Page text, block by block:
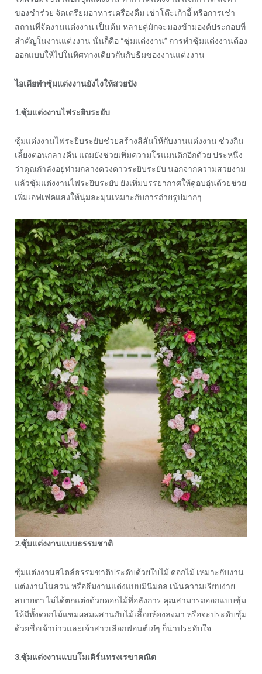
ของชำร่วย จัดเตรียมอาหารเครื่องดื่ม เช่าโต๊ะเก้าอี้ หรือการเช่า
สถานที่จัดงานแต่งงาน เป็นต้น หลายคู่มักจะมองข้ามองค์ประกอบที่
สำคัญในงานแต่งงาน นั่นก็คือ “ซุ่มแต่งงาน” การทำซุ้มแต่งงานต้อง
ออกแบบให้ไปในทิศทางเดียวกันกับธีมของงานแต่งงาน
ไอเดียทำซุ้มแต่งงานยังไงให้สวยปัง
1.ซุ้มแต่งงานไฟระยิบระยับ
ซุ้มแต่งงานไฟระยิบระยับช่วยสร้างสีสันให้กับงานแต่งงาน ช่วงกิน
เลี้ยงตอนกลางคืน แถมยังช่วยเพิ่มความโรแมนติกอีกด้วย ประหนึ่ง
ว่าคุณกำลังอยู่ท่ามกลางดวงดาวระยิบระยับ นอกจากความสวยงาม
แล้วซุ้มแต่งงานไฟระยิบระยับ ยังเพิ่มบรรยากาศให้ดูอบอุ่นด้วยช่วย
เพิ่มเอฟเฟคแสงให้นุ่มละมุนเหมาะกับการถ่ายรูปมากๆ
2.ซุ้มแต่งงานแบบธรรมชาติ
ซุ้มแต่งงานสไตล์ธรรมชาติประดับด้วยใบไม้ ดอกไม้ เหมาะกับงาน
แต่งงานในสวน หรือธีมงานแต่งแบบมินิมอล เน้นความเรียบง่าย
สบายตา ไม่ได้ตกแต่งด้วยดอกไม้ที่อลังการ คุณสามารถออกแบบซุ้ม
ให้มีทั้งดอกไม้แซมผสมผสานกับไม้เลื้อยห้องลงมา หรือจะประดับซุ้ม
ด้วยชื่อเจ้าบ่าวและเจ้าสาวเลือกฟอนต์เก๋ๆ ก็น่าประทับใจ
3.ซุ้มแต่งงานแบบโมเดิร์นทรงเรขาคณิต